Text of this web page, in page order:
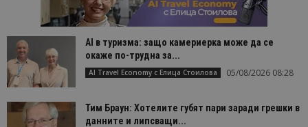
AI в туризма: защо камериерка може да се
окаже по-трудна за...
AI Travel Economy с Елица Стоилова 05/08/2026 08:28
Тим Браун: Хотелите губят пари заради грешки в
данните и липсващи...